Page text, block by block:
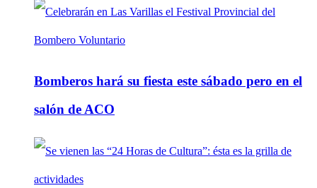
Bomberos hará su fiesta este sábado pero en el
salón de ACO